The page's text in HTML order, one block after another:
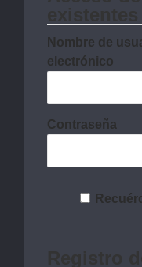
Nombre de
electrónico
Contraseña